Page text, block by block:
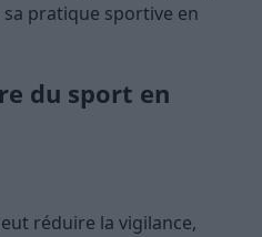
pratique sportive en
du sport en
réduire la vigilance,